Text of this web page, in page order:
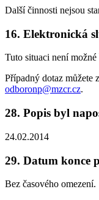
Další činnosti nejsou
16. Elektronická
Tuto situaci není
Případný dotaz můžete
odboronp@mzcr.cz.
28. Popis byl
24.02.2014
29. Datum konce
Bez časového omezení.